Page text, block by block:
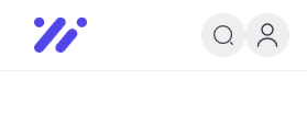
Infoedu
Ta&#039;lim xabarlari va